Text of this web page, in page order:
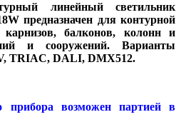
линейный светильник
предназначен для контурной
балконов, колонн и
и сооружений. Варианты
TRIAC, DALI, DMX512.
прибора возможен партией в